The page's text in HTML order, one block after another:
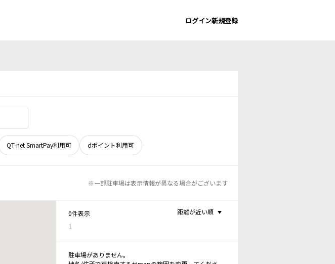
ログイン新規登録
QT-net SmartPay利用可 dポイント利用可
※一部駐車場は表示情報が異なる場合がございます
0件表示
1
距離が近い順
駐車場がありません。